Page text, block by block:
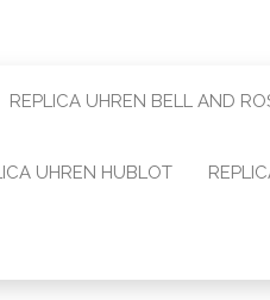
REPLICA UHREN BELL AND
UHREN HUBLOT